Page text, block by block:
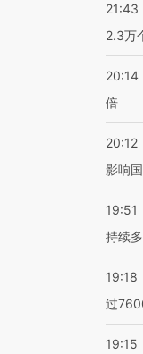
21:43
2.3万
20:14
倍
20:12
影响
19:51
持续多
19:18
过
19:15